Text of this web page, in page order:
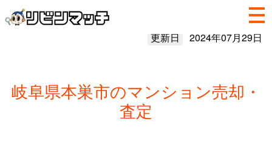
更新日 2024年07月29日
岐阜県本巣市のマンション売却・
査定